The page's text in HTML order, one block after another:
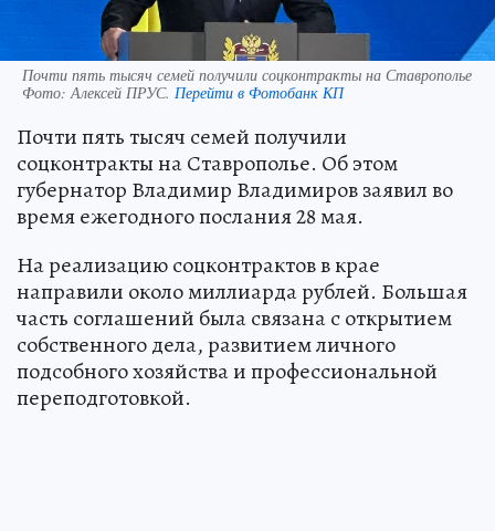
Почти пять тысяч семей получили соцконтракты на Ставрополье
Фото:Алексей ПРУС. Перейти в Фотобанк КП
Почти пять тысяч семей получили
соцконтракты на Ставрополье. Об этом
губернатор Владимир Владимиров заявил во
время ежегодного послания 28 мая.
На реализацию соцконтрактов в крае
направили около миллиарда рублей. Большая
часть соглашений была связана с открытием
собственного дела, развитием личного
подсобного хозяйства и профессиональной
переподготовкой.